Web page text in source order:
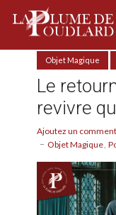
Objet Magique
Le
revivre
Ajoutez un
Objet Magique